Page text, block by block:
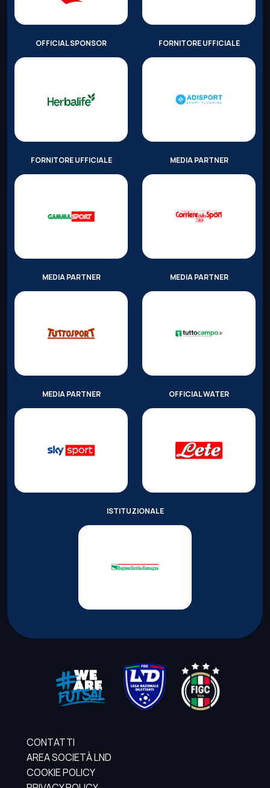
OFFICIAL SPONSOR FORNITORE UFFICIALE
FORNITORE UFFICIALE MEDIA PARTNER
MEDIA PARTNER MEDIA PARTNER
MEDIA PARTNER OFFICIAL WATER
ISTITUZIONALE
CONTATTI
AREA SOCIETÀ LND
COOKIE POLICY